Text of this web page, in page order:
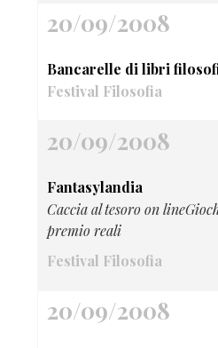
20/09/2008
Bancarelle di libri
Festival Filosofia
20/09/2008
Fantasylandia
Caccia al tesoro on
premio reali
Festival Filosofia
20/09/2008